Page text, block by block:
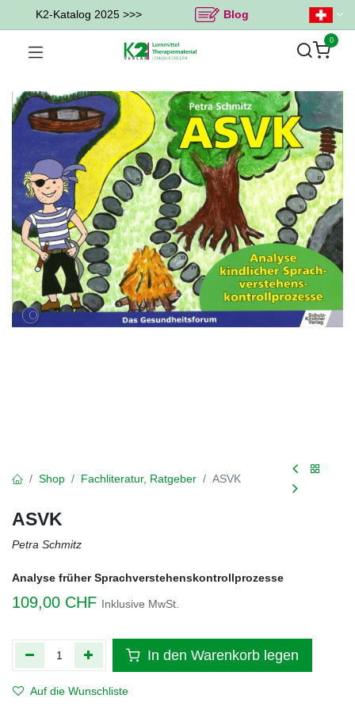
K2-Katalog 2025 >>> Blog
0
Shop Fachliteratur, Ratgeber ASVK
ASVK
Petra Schmitz
Analyse früher Sprachverstehenskontrollprozesse
109,00 CHF Inklusive MwSt.
In den Warenkorb legen
Auf die Wunschliste